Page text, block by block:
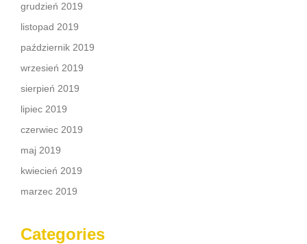
grudzień 2019
listopad 2019
październik 2019
wrzesień 2019
sierpień 2019
lipiec 2019
czerwiec 2019
maj 2019
kwiecień 2019
marzec 2019
Categories